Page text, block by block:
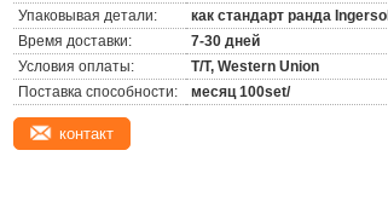
Упаковывая детали:
как стандарт ранда Ingersoll
Время доставки:
7-30 дней
Условия оплаты:
T/T, Western Union
Поставка способности:
месяц 100set/
контакт